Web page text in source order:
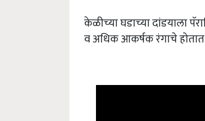
केळीच्‍या घडाच्‍या दांडयाला
व अधिक आकर्षक रंगाचे